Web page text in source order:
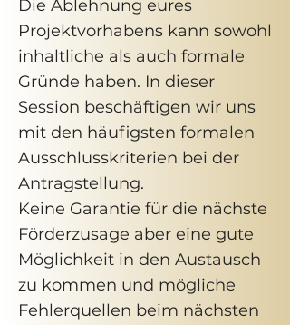
​Die Ablehnung eures
Projektvorhabens kann sowohl
inhaltliche als auch formale
Gründe haben. In dieser
Session beschäftigen wir uns
mit den häufigsten formalen
Ausschlusskriterien bei der
Antragstellung.
Keine Garantie für die nächste
Förderzusage aber eine gute
Möglichkeit in den Austausch
zu kommen und mögliche
Fehlerquellen beim nächsten